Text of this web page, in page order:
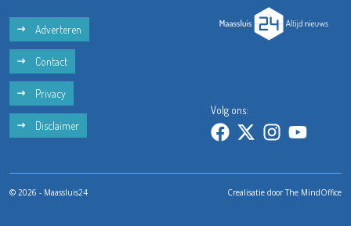
Adverteren
Contact
Privacy
Disclaimer
Volg ons:
© 2026 - Maassluis24 Crealisatie doorThe MindOffice